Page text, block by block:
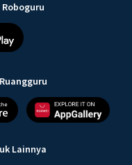
Roboguru
Lainnya